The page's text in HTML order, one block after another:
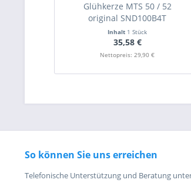
Glühkerze MTS 50 / 52
original SND100B4T
Inhalt 1 Stück
35,58 €
Nettopreis: 29,90 €
So können Sie uns erreichen
Telefonische Unterstützung und Beratung